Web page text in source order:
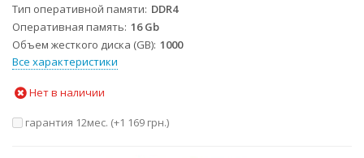
Тип оперативной памяти DDR4
Оперативная память 16 Gb
Объем жесткого диска (GB) 1000
Все характеристики
Нет в наличии
гарантия 12мес. (+1 169 грн.)